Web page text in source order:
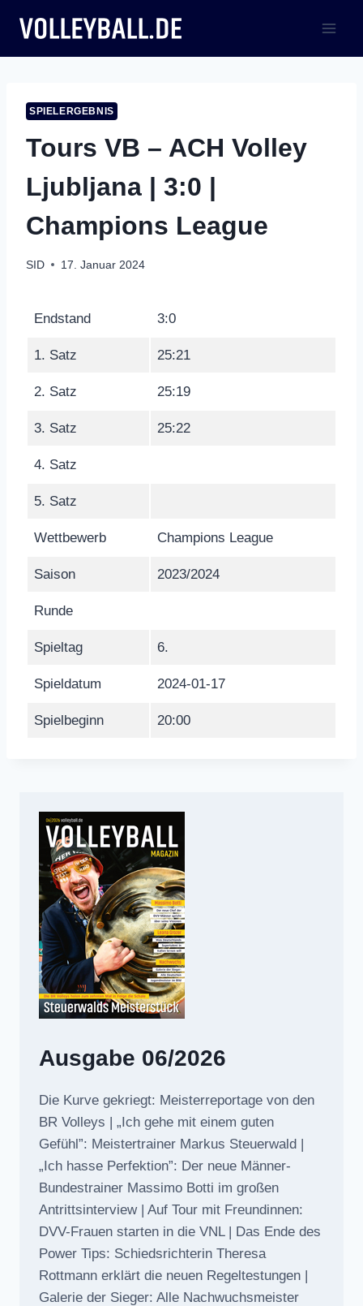
Inhalt
springen
SPIELERGEBNIS
Tours VB – ACH Volley
Ljubljana | 3:0 |
Champions League
SID 17. Januar 2024
Endstand 3:0
1. Satz 25:21
2. Satz 25:19
3. Satz 25:22
4. Satz
5. Satz
Wettbewerb Champions League
Saison 2023/2024
Runde
Spieltag 6.
Spieldatum 2024-01-17
Spielbeginn 20:00
Ausgabe 06/2026
Die Kurve gekriegt: Meisterreportage von den
BR Volleys | „Ich gehe mit einem guten
Gefühl”: Meistertrainer Markus Steuerwald |
„Ich hasse Perfektion”: Der neue Männer-
Bundestrainer Massimo Botti im großen
Antrittsinterview | Auf Tour mit Freundinnen:
DVV-Frauen starten in die VNL | Das Ende des
Power Tips: Schiedsrichterin Theresa
Rottmann erklärt die neuen Regeltestungen |
Galerie der Sieger: Alle Nachwuchsmeister